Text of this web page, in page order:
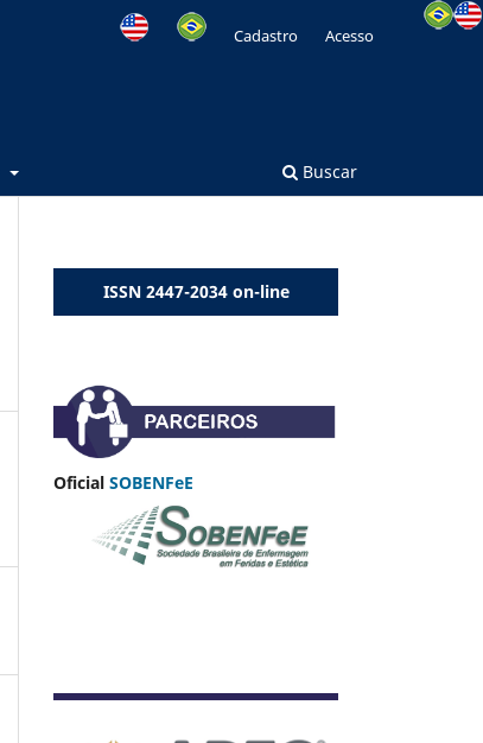
Buscar
Cadastro Acesso
ISSN 2447-2034 on-line
Oficial SOBENFeE